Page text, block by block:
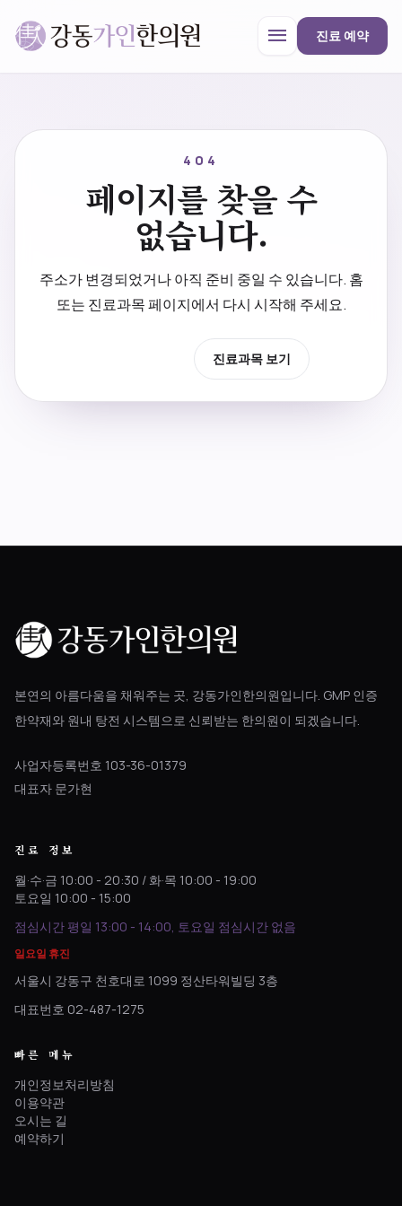
menu 진료 예약
한의원 안내
진료과목
404
페이지를 찾을 수
없습니다.
주소가 변경되었거나 아직 준비 중일 수 있습니다. 홈
또는 진료과목 페이지에서 다시 시작해 주세요.
진료과목 보기
본연의 아름다움을 채워주는 곳, 강동가인한의원입니다. GMP 인증
한약재와 원내 탕전 시스템으로 신뢰받는 한의원이 되겠습니다.
사업자등록번호 103-36-01379
대표자 문가현
진료 정보
월·수·금 10:00 - 20:30 / 화·목 10:00 - 19:00
토요일 10:00 - 15:00
점심시간 평일 13:00 - 14:00, 토요일 점심시간 없음
일요일 휴진
서울시 강동구 천호대로 1099 정산타워빌딩 3층
대표번호 02-487-1275
빠른 메뉴
개인정보처리방침
이용약관
오시는 길
예약하기